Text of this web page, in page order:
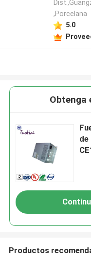
,Porcelana
5.0
Obtenga
de
Productos